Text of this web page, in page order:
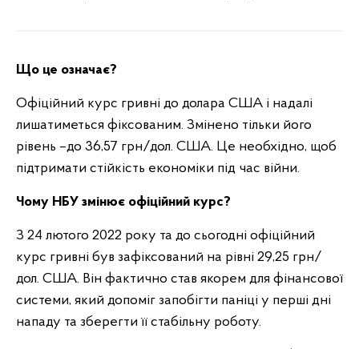
Що це означає?
Офіційний курс гривні до долара США і надалі
лишатиметься фіксованим. Змінено тільки його
рівень –до 36,57 грн/дол. США. Це необхідно, щоб
підтримати стійкість економіки під час війни.
Чому НБУ змінює офіційний курс?
З 24 лютого 2022 року та до сьогодні офіційний
курс гривні був зафіксований на рівні 29,25 грн/
дол. США. Він фактично став якорем для фінансової
системи, який допоміг запобігти паніці у перші дні
нападу та зберегти її стабільну роботу.